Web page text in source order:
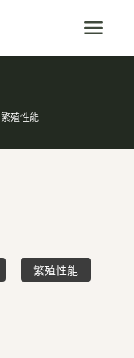
繁殖性能
繁殖性能